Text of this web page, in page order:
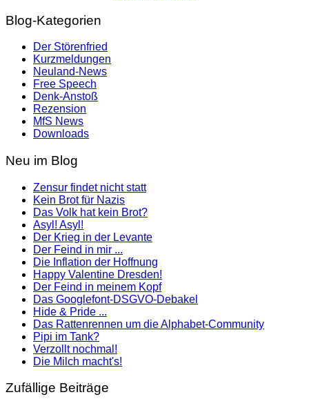
Blog-Kategorien
Der Störenfried
Kurzmeldungen
Neuland-News
Free Speech
Denk-Anstoß
Rezension
MfS News
Downloads
Neu im Blog
Zensur findet nicht statt
Kein Brot für Nazis
Das Volk hat kein Brot?
Asyl! Asyl!
Der Krieg in der Levante
Der Feind in mir ...
Die Inflation der Hoffnung
Happy Valentine Dresden!
Der Feind in meinem Kopf
Das Googlefont-DSGVO-Debakel
Hide & Pride ...
Das Rattenrennen um die Alphabet-Community
Pipi im Tank?
Verzollt nochmal!
Die Milch macht's!
Zufällige Beiträge